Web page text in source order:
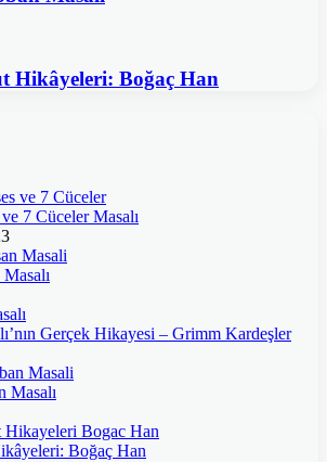
Hikâyeleri: Boğaç Han
7 Cüceler Masalı
Gerçek Hikayesi – Grimm Kardeşler
Masalı
Boğaç Han